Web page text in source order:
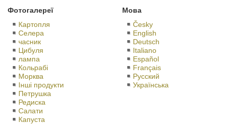
Фотогалереї
Картопля
Селера
часник
Цибуля
лампа
Кольрабі
Морква
Iнші продукти
Петрушка
Редиска
Салати
Капуста
Мова
Česky
English
Deutsch
Italiano
Español
Français
Русский
Українська